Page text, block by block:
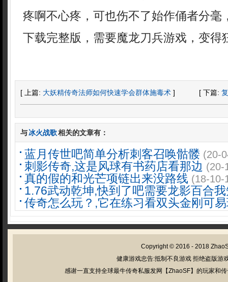
疼啊不心疼，可也伤不了始作俑者分毫
下载完整版，需要魔龙刀兵游戏，变得
[ 上篇: 大妖精传奇法师如何快速学会群体施毒术 ] [ 下篇:
与冰火战歌相关的文章有：
蓝月传世吧简单分析刺客召唤骷髅 (20-
刺影传奇,这是风球有书药店看那边 (20-
真的假的和光芒项链出来没路线 (18-10-
1.76武动乾坤,快到了吧需要龙影百合
传奇怎么玩？,它在练习看双头金刚可
Copyright © 2016 - 2018
健康游戏忠告:抵制不良游戏 拒绝盗版游
感谢一直支持全球最牛传奇私服发网【ZhaoSF】的玩家和